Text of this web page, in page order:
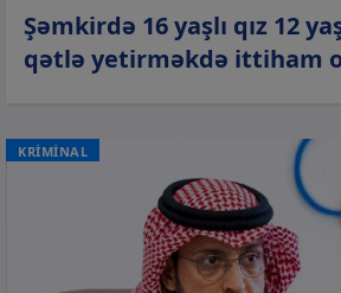
Şəmkirdə 16 yaşlı qız 12
qətlə yetirməkdə ittiham
KRİMİNAL